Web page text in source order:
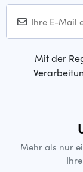
Mit der
Mehr als nur